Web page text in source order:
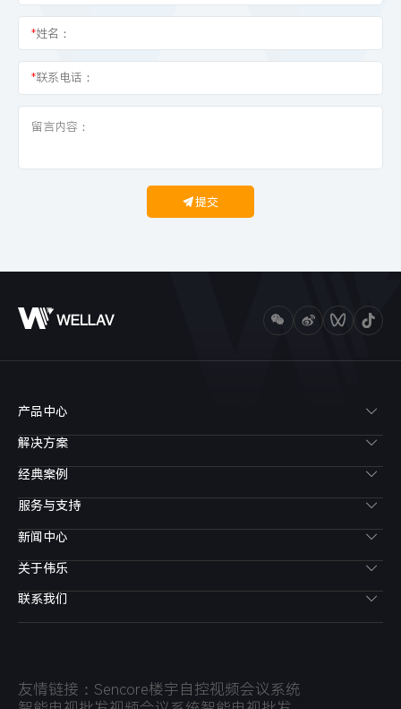
*姓名：
*联系电话：
提交
产品中心
解决方案
经典案例
服务与支持
新闻中心
关于伟乐
联系我们
友情链接： Sencore楼宇自控视频会议系统